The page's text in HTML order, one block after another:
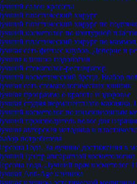
салон красоты
пластический хирург
пластический хирург по
косметолог по контурной
пластический хирург по
сеть фитнес клубов. Доверие и
клиника подологии
стоматолог-реставратор
косметический бренд. Выбор
сеть стоматологических клиник
программа о красоте и здоровье
студия перманентного макияжа.
косметолог по инъекционным
производитель волос для
авторская методика в
потребителя
Года. За лучшие достижения в
центр аппаратной косметологии
года. Лучший врач косметолог
Anti-Age клиника
клиника эстетической медицины